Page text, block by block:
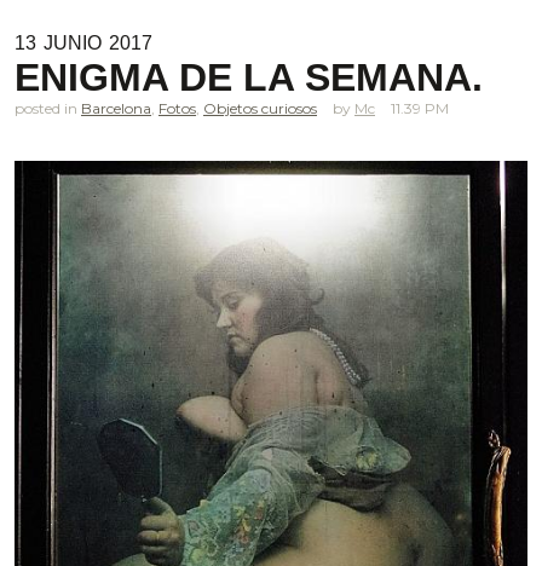
13 JUNIO 2017
ENIGMA DE LA SEMANA.
posted in Barcelona Fotos Objetos curiosos Mc 11.39 PM